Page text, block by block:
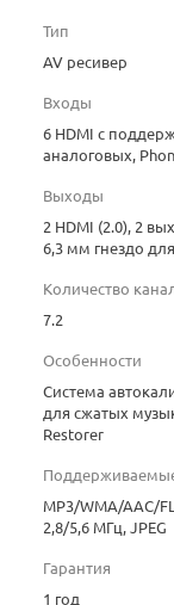
Тип
AV ресивер
Входы
6 HDMI с
аналоговых,
Выходы
2 HDMI (2.0), 2
6,3 мм гнездо
Количество
7.2
Особенности
Система
для сжатых
Restorer
MP3/WMA/AAC/
2,8/5,6 МГц, JPEG
Гарантия
1 год